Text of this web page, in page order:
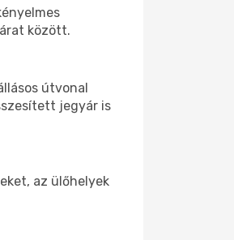
között.
útvonal
jegyár is
az ülőhelyek